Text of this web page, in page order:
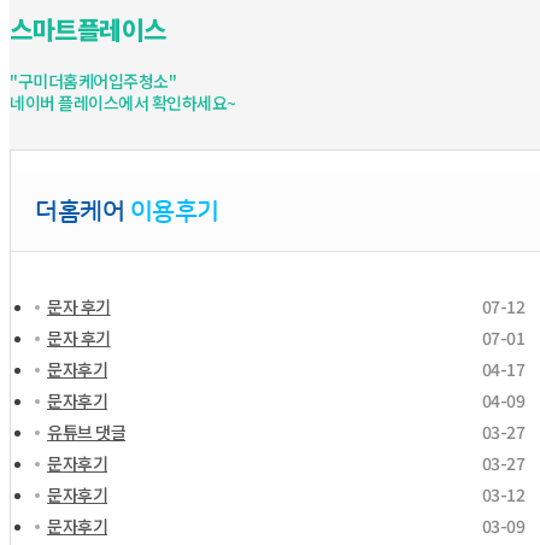
스마트플레이스
"구미더홈케어입주청소"
네이버 플레이스에서 확인하세요~
더홈케어 이용후기
문자 후기
07-12
문자 후기
07-01
문자후기
04-17
문자후기
04-09
유튜브 댓글
03-27
문자후기
03-27
문자후기
03-12
문자후기
03-09